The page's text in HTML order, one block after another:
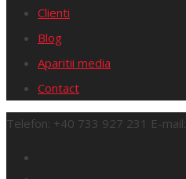
Clienti
Blog
Aparitii media
Contact
Telefon: +40 733 927 231 E-mail: